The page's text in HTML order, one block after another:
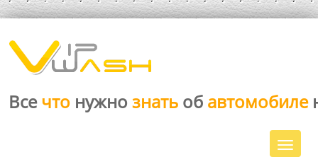
Все что нужно знать об автомобиле